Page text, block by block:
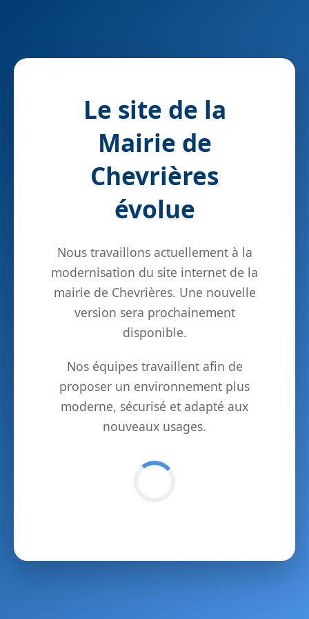
Le site de la
Mairie de
Chevrières
évolue
Nous travaillons actuellement à la
modernisation du site internet de la
mairie de Chevrières. Une nouvelle
version sera prochainement
disponible.
Nos équipes travaillent afin de
proposer un environnement plus
moderne, sécurisé et adapté aux
nouveaux usages.